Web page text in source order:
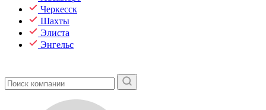
Черкесск
Шахты
Элиста
Энгельс